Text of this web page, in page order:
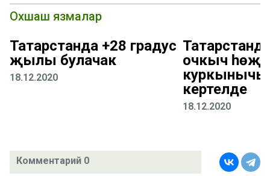
Охшаш язмалар
Татарстанда +28 градус
җылы булачак
18.12.2020
очкыч
кертелде
18.12.2020
Комментарий 0